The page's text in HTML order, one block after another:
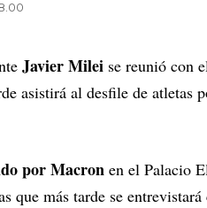
Javier Milei se reunió con
asistirá al desfile de atletas
por Macron en el Palacio
que más tarde se